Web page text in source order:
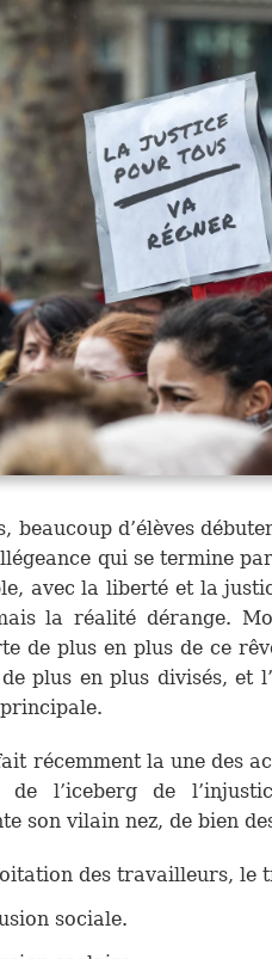
beaucoup d’élèves
qui se termine
avec la liberté et la
la réalité dérange.
de plus en plus de ce
plus en plus divisés, et
récemment la une des
de l’iceberg de
son vilain nez, de bien
des travailleurs, le
sociale.